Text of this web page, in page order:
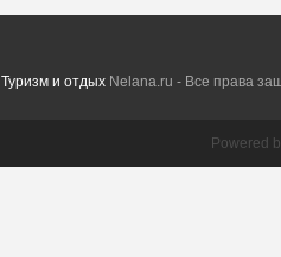
Туризм и отдыхNelana.ru - Все права
Powered